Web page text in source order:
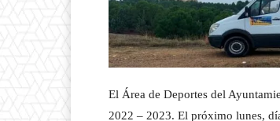
El Área de Deportes del
2022 – 2023. El próximo lunes,